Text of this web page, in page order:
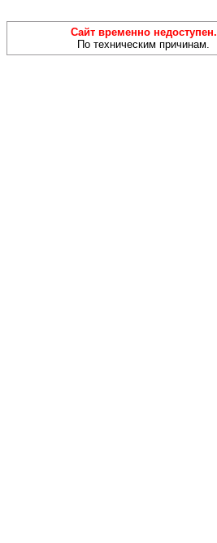
Сайт временно недоступен.
По техническим причинам.